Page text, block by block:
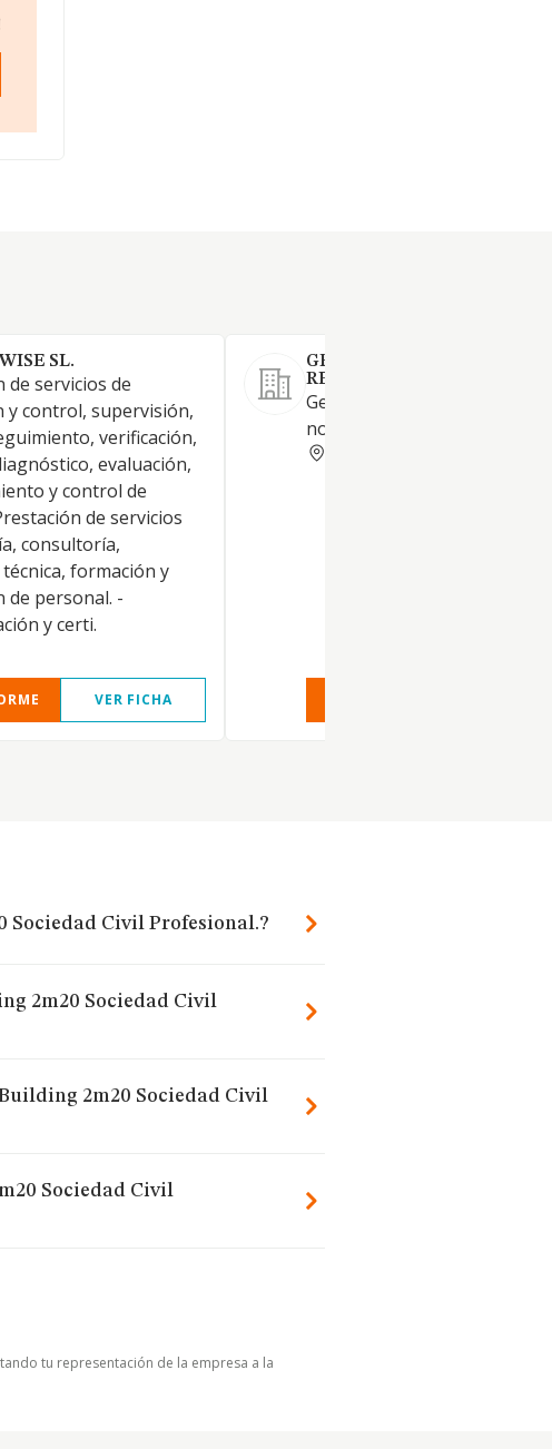
SL.
de servicios de
y control, supervisión,
verificación,
evaluación,
y control de
de servicios
consultoría,
formación y
de personal. -
y certi.
VER FICHA
GRUPO VALORA GESTION
RESIDUOS SL.
Gestión y valorización de
no peligrosos (depuradora)
Sociedad Civil Profesional.?
2m20 Sociedad Civil
2m20 Sociedad Civil
Sociedad Civil
tu representación de la empresa a la